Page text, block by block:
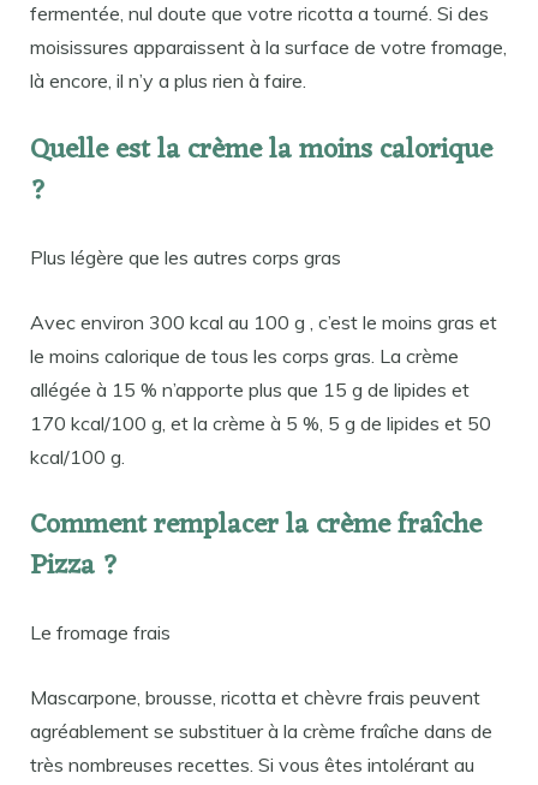
fermentée, nul doute que votre ricotta a tourné. Si des
moisissures apparaissent à la surface de votre fromage,
là encore, il n’y a plus rien à faire.
Quelle est la crème la moins calorique
?
Plus légère que les autres corps gras
Avec environ 300 kcal au 100 g , c’est le moins gras et
le moins calorique de tous les corps gras. La crème
allégée à 15 % n’apporte plus que 15 g de lipides et
170 kcal/100 g, et la crème à 5 %, 5 g de lipides et 50
kcal/100 g.
Comment remplacer la crème fraîche
Pizza ?
Le fromage frais
Mascarpone, brousse, ricotta et chèvre frais peuvent
agréablement se substituer à la crème fraîche dans de
très nombreuses recettes. Si vous êtes intolérant au